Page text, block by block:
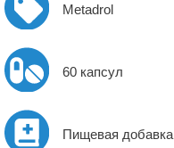
Metadrol
60 капсул
Пищевая добавка